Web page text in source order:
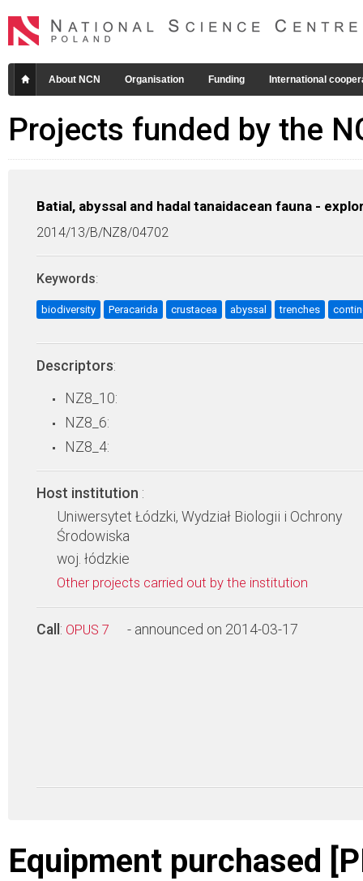
About NCN Organisation Funding International
Projects funded by the
Batial, abyssal and hadal tanaidacean fauna -
2014/13/B/NZ8/04702
Keywords:
biodiversity Peracarida crustacea abyssal trenches
Descriptors:
NZ8_10:
NZ8_6:
NZ8_4:
Host institution :
Uniwersytet Łódzki, Wydział Biologii i Ochrony
Środowiska
woj. łódzkie
Other projects carried out by the institution
Call : OPUS 7 - announced on 2014-03-17
Equipment purchased